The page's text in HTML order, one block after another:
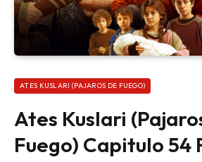
ATES KUSLARI (PAJAROS DE FUEGO)
Ates Kuslari
Fuego) Capitulo 54